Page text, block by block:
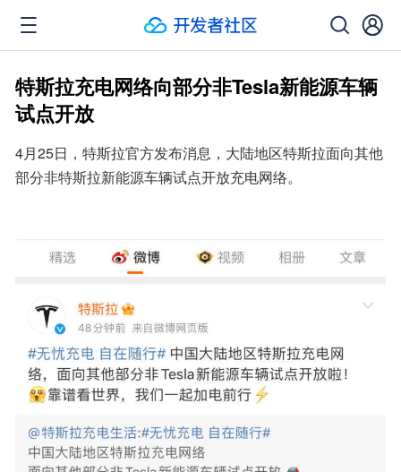
特斯拉充电网络向部分非Tesla新能源车辆
试点开放
4月25日，特斯拉官方发布消息，大陆地区特斯拉面向其他
部分非特斯拉新能源车辆试点开放充电网络。